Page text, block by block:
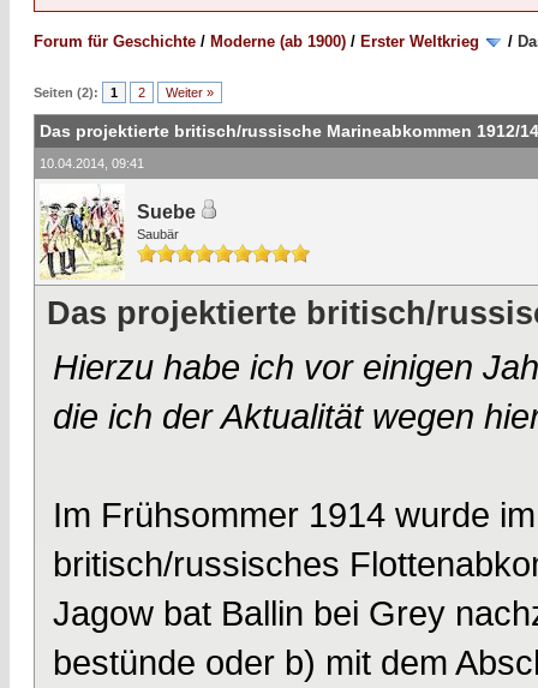
Forum für Geschichte / Moderne (ab 1900) / Erster Weltkrieg /
Seiten (2): 1 2 Weiter »
Das projektierte britisch/russische Marineabkommen 1912/14
10.04.2014, 09:41
Suebe
Saubär
Das projektierte britisch/
Hierzu habe ich vor einigen
die ich der Aktualität wegen
Im Frühsommer 1914 wurde
britisch/russisches
Jagow bat Ballin bei Grey
bestünde oder b) mit dem